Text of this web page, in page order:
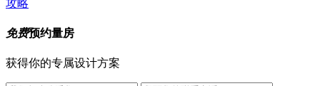
攻略
免费预约量房
获得你的专属设计方案